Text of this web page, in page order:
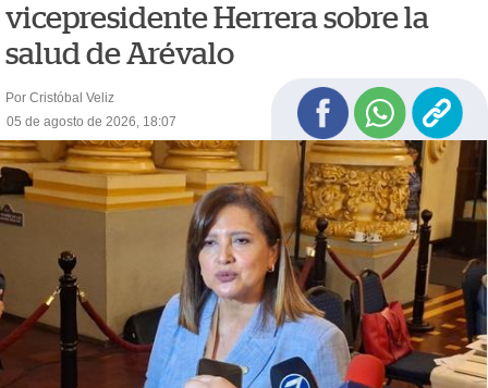
vicepresidente Herrera sobre la
salud de Arévalo
Por Cristóbal Veliz
05 de agosto de 2026, 18:07